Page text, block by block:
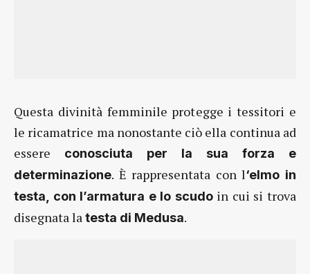
Questa divinità femminile protegge i tessitori e
le ricamatrice ma nonostante ciò ella continua ad
essere conosciuta per la sua forza e
determinazione. È rappresentata con l‘elmo in
testa, con l’armatura e lo scudoin cui si trova
disegnata la testa di Medusa.